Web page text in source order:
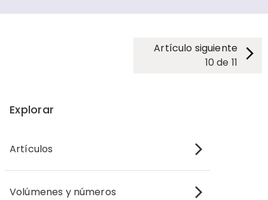
Artículo siguiente
10 de 11
Explorar
Artículos
Volúmenes y números